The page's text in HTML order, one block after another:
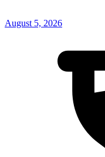
August 5, 2026